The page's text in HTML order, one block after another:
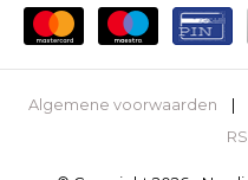
Algemene voorwaarden